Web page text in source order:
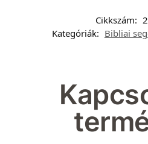
Cikkszám:
Kategóriák: Bibliai